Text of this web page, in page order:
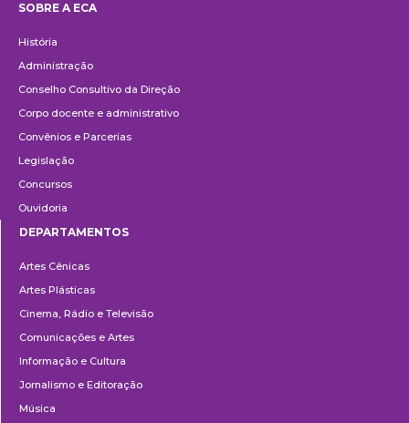
SOBRE A ECA
História
Administração
Conselho Consultivo da Direção
Corpo docente e administrativo
Convênios e Parcerias
Legislação
Concursos
Ouvidoria
DEPARTAMENTOS
Artes Cênicas
Artes Plásticas
Cinema, Rádio e Televisão
Comunicações e Artes
Informação e Cultura
Jornalismo e Editoração
Música